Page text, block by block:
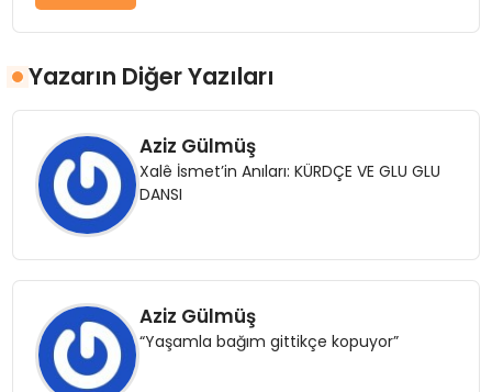
Yazarın Diğer Yazıları
Aziz Gülmüş
Xalê İsmet’in Anıları: KÜRDÇE VE GLU GLU
DANSI
Aziz Gülmüş
“Yaşamla bağım gittikçe kopuyor”